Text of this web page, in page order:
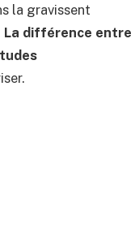
la gravissent
La différence entre